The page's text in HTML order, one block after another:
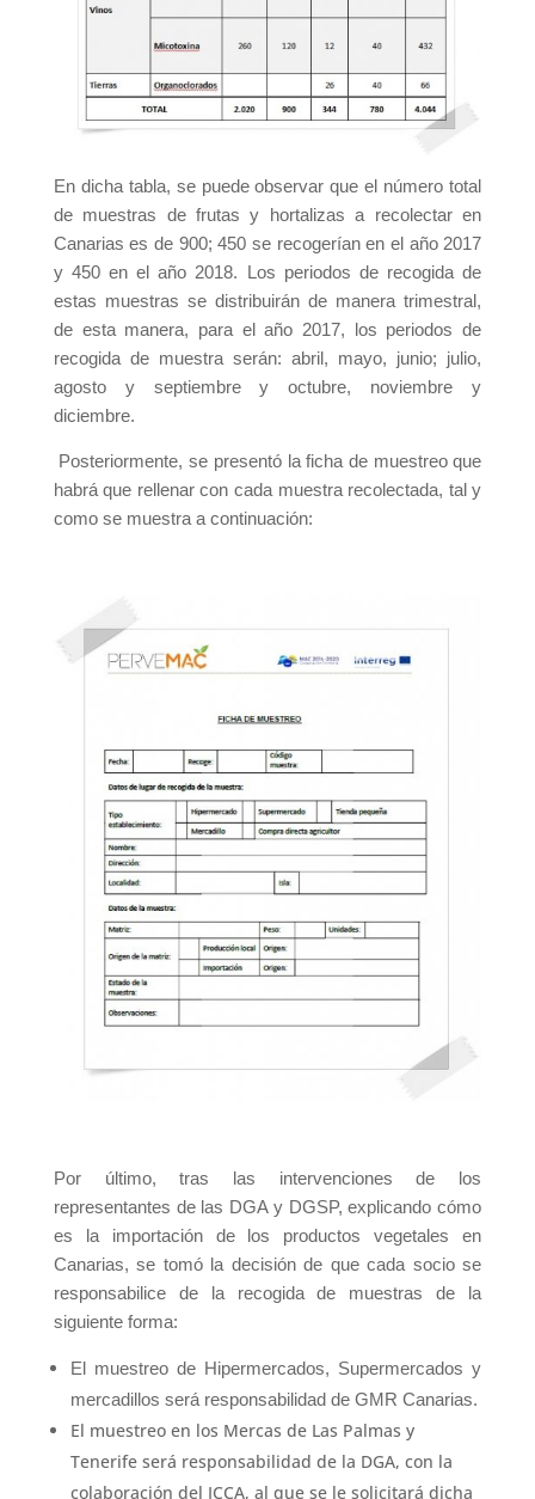
En dicha tabla, se puede observar que el número total
de muestras de frutas y hortalizas a recolectar en
Canarias es de 900; 450 se recogerían en el año 2017
y 450 en el año 2018. Los periodos de recogida de
estas muestras se distribuirán de manera trimestral,
de esta manera, para el año 2017, los periodos de
recogida de muestra serán: abril, mayo, junio; julio,
agosto y septiembre y octubre, noviembre y
diciembre.
Posteriormente, se presentó la ficha de muestreo que
habrá que rellenar con cada muestra recolectada, tal y
como se muestra a continuación:
Por último, tras las intervenciones de los
representantes de las DGA y DGSP, explicando cómo
es la importación de los productos vegetales en
Canarias, se tomó la decisión de que cada socio se
responsabilice de la recogida de muestras de la
siguiente forma:
El muestreo de Hipermercados, Supermercados y
mercadillos será responsabilidad de GMR Canarias.
El muestreo en los Mercas de Las Palmas y
Tenerife será responsabilidad de la DGA, con la
colaboración del ICCA, al que se le solicitará dicha